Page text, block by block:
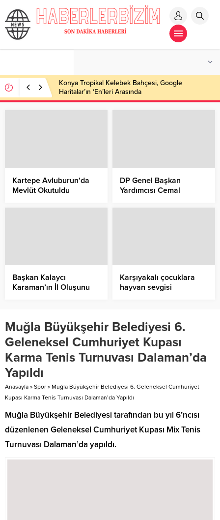
Konya Tropikal Kelebek Bahçesi, Google
Haritalar’ın ‘En’leri Arasında
Kartepe Avluburun’da
Mevlüt Okutuldu
DP Genel Başkan
Yardımcısı Cemal
Başkan Kalaycı
Karaman’ın İl Oluşunu
Karşıyakalı çocuklara
hayvan sevgisi
Muğla Büyükşehir Belediyesi 6.
Geleneksel Cumhuriyet Kupası
Karma Tenis Turnuvası Dalaman’da
Yapıldı
Anasayfa » Spor » Muğla Büyükşehir Belediyesi 6. Geleneksel Cumhuriyet
Kupası Karma Tenis Turnuvası Dalaman’da Yapıldı
Muğla Büyükşehir Belediyesi tarafından bu yıl 6’ncısı
düzenlenen Geleneksel Cumhuriyet Kupası Mix Tenis
Turnuvası Dalaman’da yapıldı.